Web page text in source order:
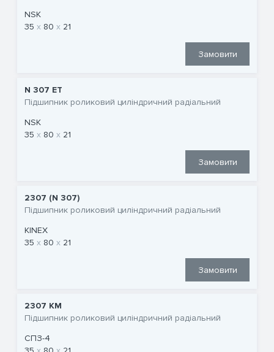
NSK
35
80 21
Замовити
N 307 ET
Підшипник роликовий циліндричний радіальний
NSK
35
80 21
Замовити
2307 (N 307)
Підшипник роликовий циліндричний радіальний
KINEX
35
80 21
Замовити
2307 КМ
Підшипник роликовий циліндричний радіальний
СПЗ-4